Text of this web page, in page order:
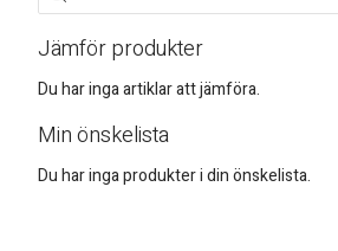
Jämför produkter
Du har inga artiklar att jämföra.
Min önskelista
Du har inga produkter i din önskelista.